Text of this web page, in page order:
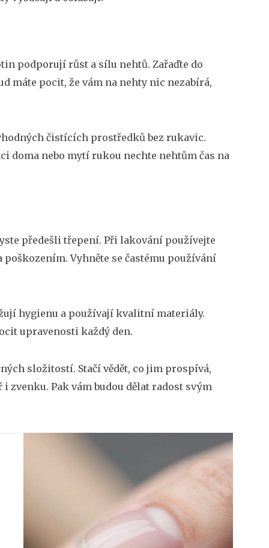
podporují růst a sílu nehtů. Zařaďte do
máte pocit, že vám na nehty nic nezabírá,
čistících prostředků bez rukavic.
doma nebo mytí rukou nechte nehtům čas na
předešli třepení. Při lakování používejte
Vyhněte se častému používání
hygienu a používají kvalitní materiály.
upravenosti každý den.
složitostí. Stačí vědět, co jim prospívá,
Pak vám budou dělat radost svým